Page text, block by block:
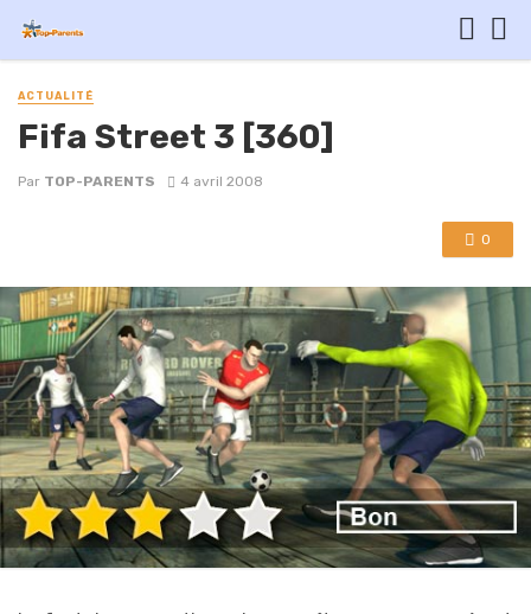
ACTUALITÉ
Fifa Street 3 [360]
Par TOP-PARENTS 4 avril 2008
0